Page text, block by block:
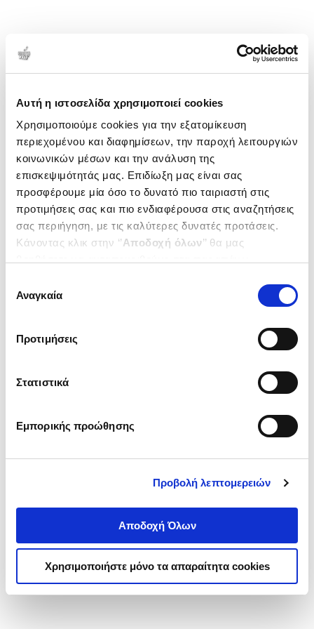
Αυτή η ιστοσελίδα χρησιμοποιεί cookies
Χρησιμοποιούμε cookies για την εξατομίκευση
περιεχομένου και διαφημίσεων, την παροχή λειτουργιών
κοινωνικών μέσων και την ανάλυση της
επισκεψιμότητάς μας. Επιδίωξη μας είναι σας
προσφέρουμε μία όσο το δυνατό πιο ταιριαστή στις
προτιμήσεις σας και πιο ενδιαφέρουσα στις αναζητήσεις
σας περιήγηση, με τις καλύτερες δυνατές προτάσεις.
Κάνοντας κλικ στην ‘’Αποδοχή όλων’’ θα μας
ενδιαφέρουν και να επιλέξετε από τα παρακάτω με την
΄΄και να ενημερωθείτε σχετικά με
συγκατάθεσης
Αναγκαία
Προτιμήσεις
Στατιστικά
Εμπορικής προώθησης
Προβολή λεπτομερειών
Αποδοχή Όλων
Χρησιμοποιήστε μόνο τα απαραίτητα cookies